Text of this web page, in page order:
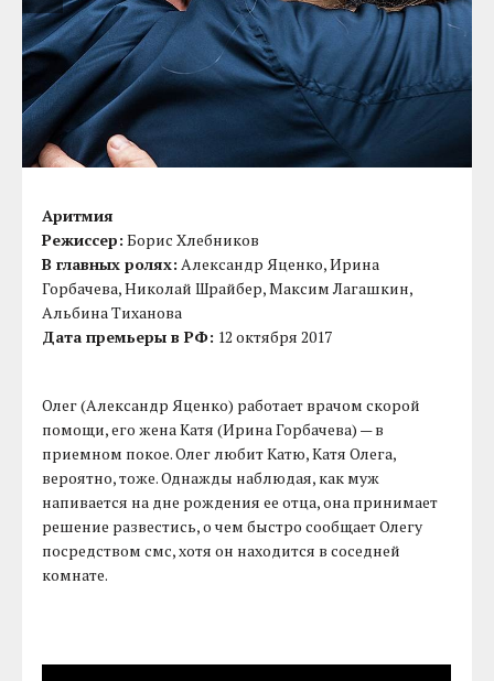
Аритмия
Режиссер: Борис Хлебников
В главных ролях: Александр Яценко, Ирина
Горбачева, Николай Шрайбер, Максим Лагашкин,
Альбина Тиханова
Дата премьеры в РФ: 12 октября 2017
Олег (Александр Яценко) работает врачом скорой
помощи, его жена Катя (Ирина Горбачева) — в
приемном покое. Олег любит Катю, Катя Олега,
вероятно, тоже. Однажды наблюдая, как муж
напивается на дне рождения ее отца, она принимает
решение развестись, о чем быстро сообщает Олегу
посредством смс, хотя он находится в соседней
комнате.